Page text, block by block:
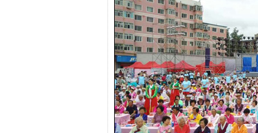
넷
갱
신
통
영
만
남
찾
기
출
장
안
마